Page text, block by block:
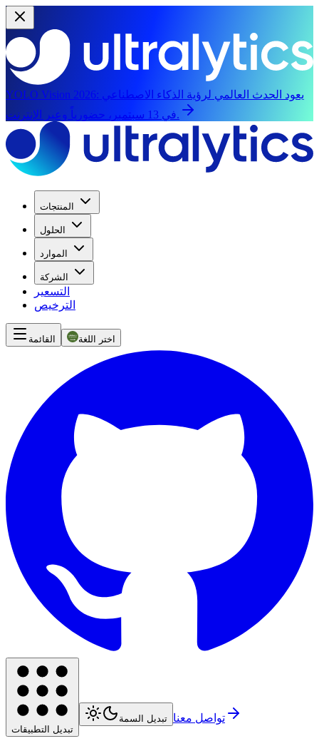
YOLO Vision 2026: يعود الحدث العالمي لرؤية الذكاء الاصطناعي
في 13 سبتمبر، حضورياً وعبر الإنترنت.
المنتجات
الحلول
الموارد
الشركة
التسعير
الترخيص
القائمة اختر اللغة
تبديل التطبيقات
تبديل السمة تواصل معنا